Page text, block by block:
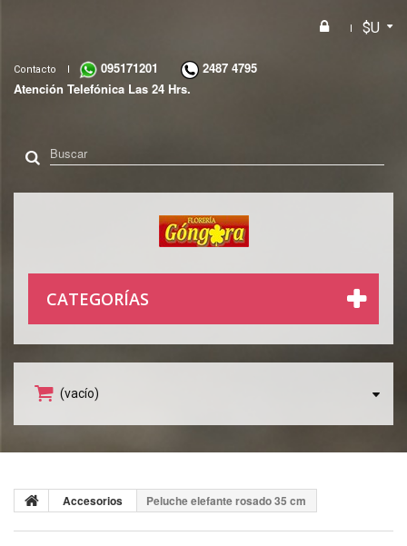
$U
Contacto 095171201
2487 4795
Atención Telefónica Las 24 Hrs.
CATEGORÍAS
(vacío)
Accesorios Peluche elefante rosado 35 cm